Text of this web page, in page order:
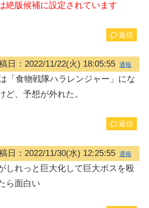
絶版候補に設定されています
返信
日：2022/11/22(火) 18:05:55 通報
「食物戦隊ハラレンジャー」にな
ど、予想が外れた。
返信
日：2022/11/30(水) 12:25:55 通報
しれっと巨大化して巨大ボスを殴
ら面白い